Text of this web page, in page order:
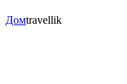
Домtravellik